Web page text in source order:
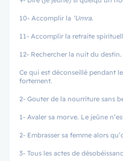
10- Accomplir la ‘Umra.
11- Accomplir la retraite
12- Rechercher la nuit du destin.
Ce qui est déconseillé pendant
fortement.
2- Gouter de la nourriture sans
1- Avaler sa morve. Le jeûne
2- Embrasser sa femme alors
3- Tous les actes de